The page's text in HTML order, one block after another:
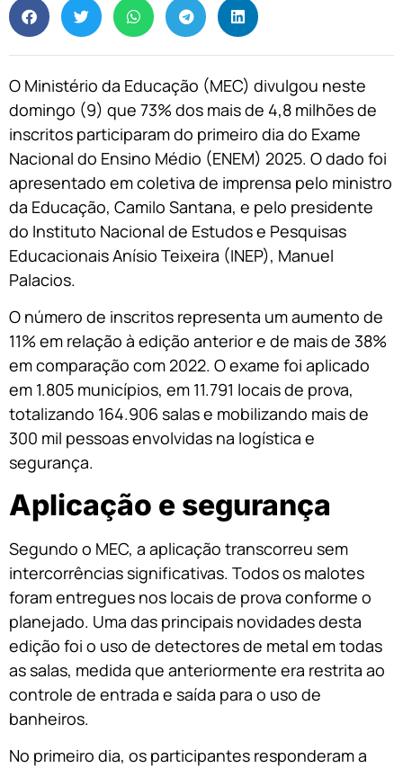
O Ministério da Educação (MEC) divulgou neste
domingo (9) que 73% dos mais de 4,8 milhões de
inscritos participaram do primeiro dia do Exame
Nacional do Ensino Médio (ENEM) 2025. O dado foi
apresentado em coletiva de imprensa pelo ministro
da Educação, Camilo Santana, e pelo presidente
do Instituto Nacional de Estudos e Pesquisas
Educacionais Anísio Teixeira (INEP), Manuel
Palacios.
O número de inscritos representa um aumento de
11% em relação à edição anterior e de mais de 38%
em comparação com 2022. O exame foi aplicado
em 1.805 municípios, em 11.791 locais de prova,
totalizando 164.906 salas e mobilizando mais de
300 mil pessoas envolvidas na logística e
segurança.
Aplicação e segurança
Segundo o MEC, a aplicação transcorreu sem
intercorrências significativas. Todos os malotes
foram entregues nos locais de prova conforme o
planejado. Uma das principais novidades desta
edição foi o uso de detectores de metal em todas
as salas, medida que anteriormente era restrita ao
controle de entrada e saída para o uso de
banheiros.
No primeiro dia, os participantes responderam a